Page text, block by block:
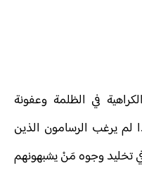
في الظلمة وعفونة
لم يرغب الرسامون الذين
تخليد وجوه مَنْ يشبهونهم